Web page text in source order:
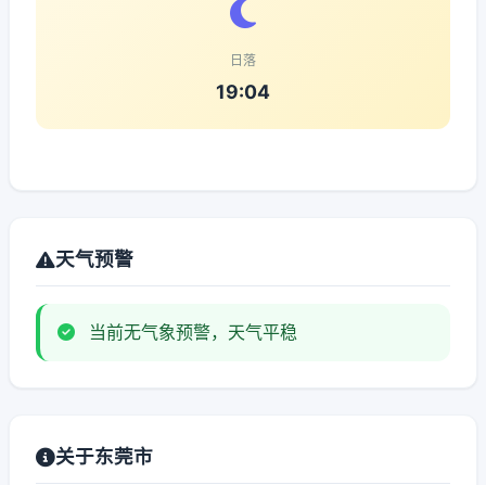
日落
19:04
天气预警
当前无气象预警，天气平稳
关于东莞市